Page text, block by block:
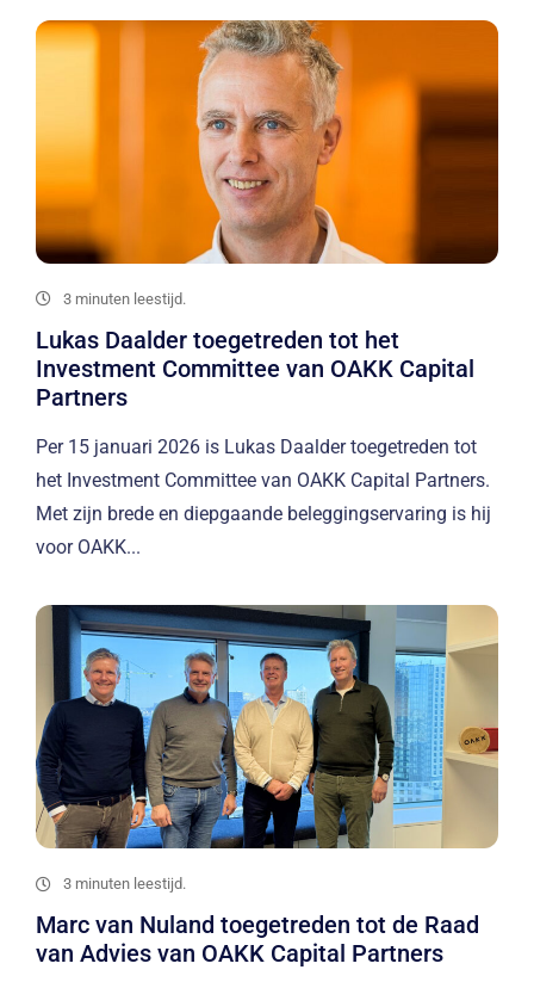
3 minuten leestijd.
Lukas Daalder toegetreden tot het
Investment Committee van OAKK Capital
Partners
Per 15 januari 2026 is Lukas Daalder toegetreden tot
het Investment Committee van OAKK Capital Partners.
Met zijn brede en diepgaande beleggingservaring is hij
voor OAKK...
3 minuten leestijd.
Marc van Nuland toegetreden tot de Raad
van Advies van OAKK Capital Partners